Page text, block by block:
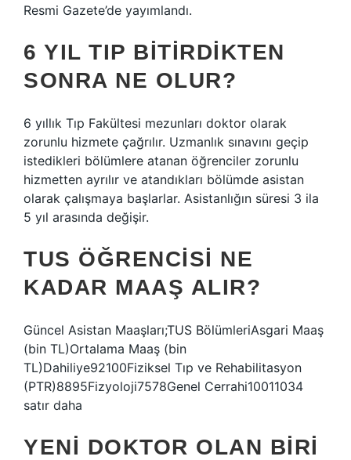
Resmi Gazete’de yayımlandı.
6 YIL TIP BITIRDIKTEN
SONRA NE OLUR?
6 yıllık Tıp Fakültesi mezunları doktor olarak
zorunlu hizmete çağrılır. Uzmanlık sınavını geçip
istedikleri bölümlere atanan öğrenciler zorunlu
hizmetten ayrılır ve atandıkları bölümde asistan
olarak çalışmaya başlarlar. Asistanlığın süresi 3 ila
5 yıl arasında değişir.
TUS ÖĞRENCISI NE
KADAR MAAŞ ALIR?
Güncel Asistan Maaşları;TUS BölümleriAsgari Maaş
(bin TL)Ortalama Maaş (bin
TL)Dahiliye92100Fiziksel Tıp ve Rehabilitasyon
(PTR)8895Fizyoloji7578Genel Cerrahi10011034
satır daha
YENI DOKTOR OLAN BIRI